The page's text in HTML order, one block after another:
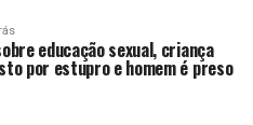
educação sexual, criança
por estupro e homem é preso